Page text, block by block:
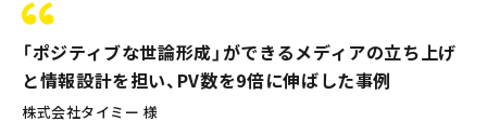
「ポジティブな世論形成」ができるメディアの立ち上げ
と情報設計を担い、PV数を9倍に伸ばした事例
株式会社タイミー 様